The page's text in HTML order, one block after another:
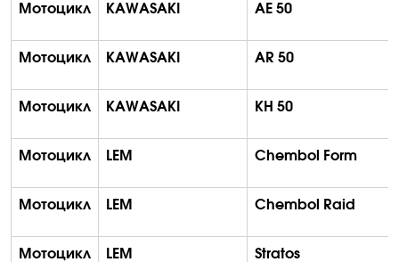
Мотоцикл KAWASAKI AE 50
Мотоцикл KAWASAKI AR 50
Мотоцикл KAWASAKI KH 50
Мотоцикл LEM Chembol Form
Мотоцикл LEM Chembol Raid
Мотоцикл LEM Stratos